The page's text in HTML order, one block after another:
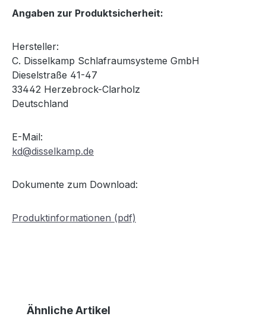
Angaben zur Produktsicherheit:
Hersteller:
C. Disselkamp Schlafraumsysteme GmbH
Dieselstraße 41-47
33442 Herzebrock-Clarholz
Deutschland
E-Mail:
kd@disselkamp.de
Dokumente zum Download:
Produktinformationen (pdf)
Produktgalerie überspringen
Ähnliche Artikel